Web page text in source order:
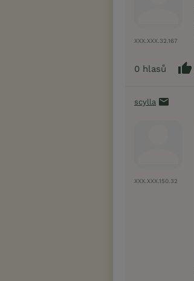
XXX.XXX.32.167
0 hlasů
scylla
XXX.XXX.150.32